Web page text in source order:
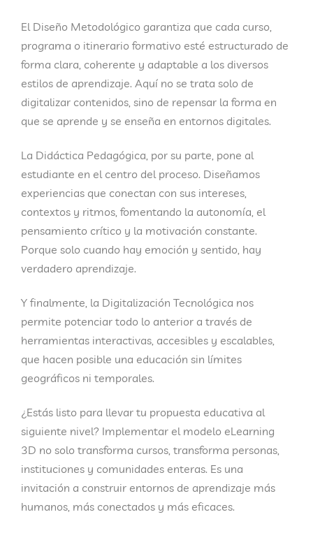
El Diseño Metodológico garantiza que cada curso,
programa o itinerario formativo esté estructurado de
forma clara, coherente y adaptable a los diversos
estilos de aprendizaje. Aquí no se trata solo de
digitalizar contenidos, sino de repensar la forma en
que se aprende y se enseña en entornos digitales.
La Didáctica Pedagógica, por su parte, pone al
estudiante en el centro del proceso. Diseñamos
experiencias que conectan con sus intereses,
contextos y ritmos, fomentando la autonomía, el
pensamiento crítico y la motivación constante.
Porque solo cuando hay emoción y sentido, hay
verdadero aprendizaje.
Y finalmente, la Digitalización Tecnológica nos
permite potenciar todo lo anterior a través de
herramientas interactivas, accesibles y escalables,
que hacen posible una educación sin límites
geográficos ni temporales.
¿Estás listo para llevar tu propuesta educativa al
siguiente nivel? Implementar el modelo eLearning
3D no solo transforma cursos, transforma personas,
instituciones y comunidades enteras. Es una
invitación a construir entornos de aprendizaje más
humanos, más conectados y más eficaces.